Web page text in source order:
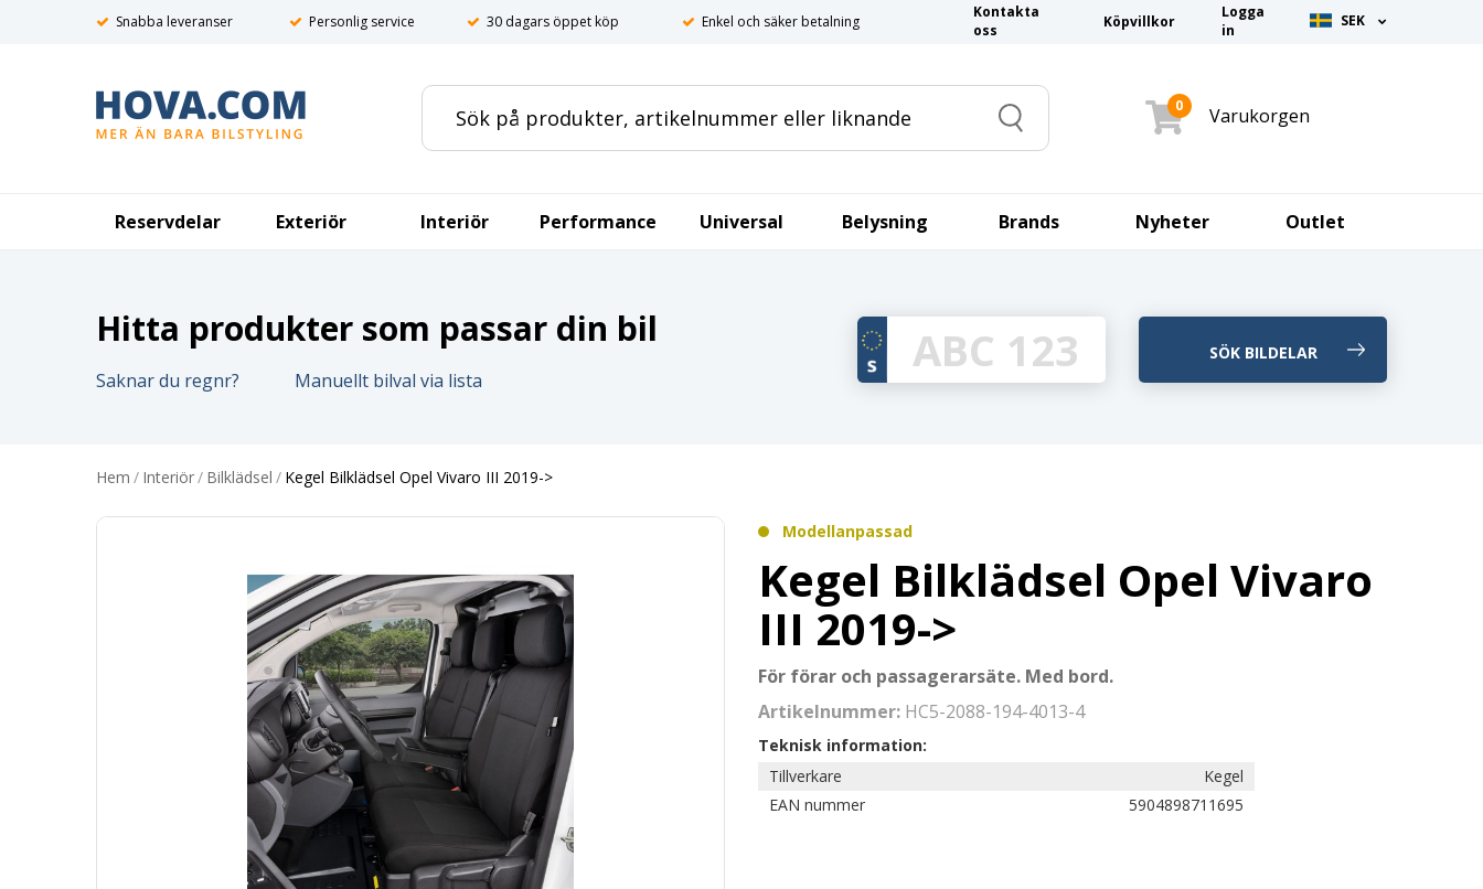
Snabba leveranser Personlig service 30 dagars öppet köp Enkel och säker betalning
Kontakta
oss
Köpvillkor
Logga
in
SEK
Search
0 Varukorgen
Reservdelar Exteriör Interiör Performance Universal Belysning Brands Nyheter Outlet
Hitta produkter som passar din bil
Saknar du regnr? Manuellt bilval via lista
Hem / Interiör/ Bilklädsel / Kegel Bilklädsel Opel Vivaro III 2019->
Modellanpassad
Kegel Bilklädsel Opel Vivaro
III 2019->
För förar och passagerarsäte. Med bord.
Artikelnummer: HC5-2088-194-4013-4
Teknisk information:
Tillverkare
Kegel
EAN nummer
5904898711695